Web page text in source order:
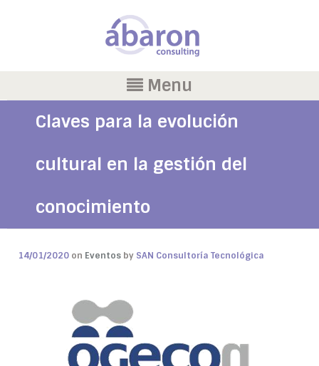
Menu
Claves para la evolución
cultural en la gestión del
conocimiento
14/01/2020 on Eventos by SAN Consultoría Tecnológica